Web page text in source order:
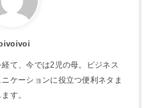
て、今では2児の母。ビジネス
ケーションに役立つ便利ネタま
す。